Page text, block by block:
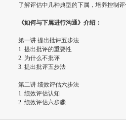
了解评估中几种典型的下属，培养控制
《如何与下属进行沟通》介绍：
第一讲 提出批评五步法
1. 提出批评的重要性
2. 为什么不批评
3. 提出批评五步法
第二讲 绩效评估六步法
1. 绩效评估认知
2. 绩效评估六步骤